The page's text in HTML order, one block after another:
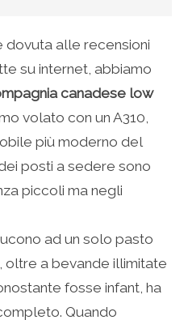
dovuta alle recensioni
su internet, abbiamo
canadese low
volato con un A310,
più moderno del
posti a sedere sono
piccoli ma negli
ad un solo pasto
oltre a bevande illimitate
fosse infant, ha
Quando